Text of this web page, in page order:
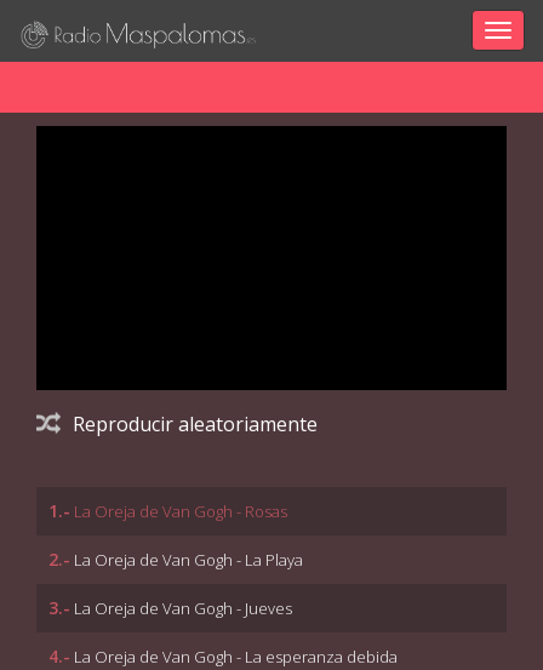
Reproducir aleatoriamente
1.- La Oreja de Van Gogh - Rosas
2.- La Oreja de Van Gogh - La Playa
3.- La Oreja de Van Gogh - Jueves
4.- La Oreja de Van Gogh - La esperanza debida